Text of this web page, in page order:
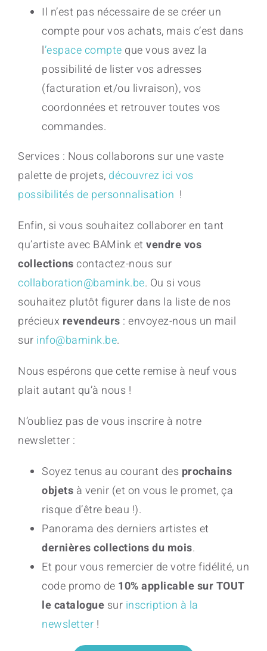
Il n’est pas nécessaire de se créer un
compte pour vos achats, mais c’est dans
l’espace compte que vous avez la
possibilité de lister vos adresses
(facturation et/ou livraison), vos
coordonnées et retrouver toutes vos
commandes.
Services : Nous collaborons sur une vaste
palette de projets, découvrez ici vos
possibilités de personnalisation !
Enfin, si vous souhaitez collaborer en tant
qu’artiste avec BAMink etvendre vos
collectionscontactez-nous sur
collaboration@bamink.be. Ou si vous
souhaitez plutôt figurer dans la liste de nos
précieux revendeurs : envoyez-nous un mail
sur info@bamink.be.
Nous espérons que cette remise à neuf vous
plait autant qu’à nous !
N’oubliez pas de vous inscrire à notre
newsletter :
Soyez tenus au courant des prochains
objets à venir (et on vous le promet, ça
risque d’être beau !).
Panorama des derniers artistes et
dernières collections du mois.
Et pour vous remercier de votre fidélité, un
code promo de 10% applicable sur TOUT
le catalogue sur inscription à la
newsletter !